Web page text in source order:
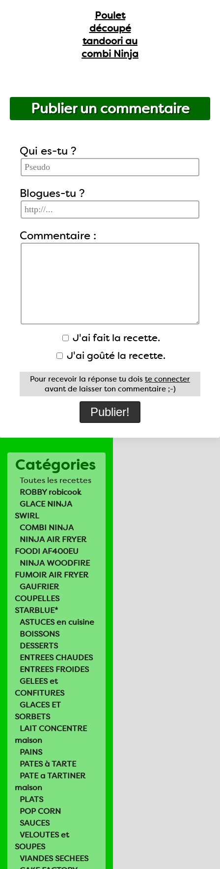
Catégories
Toutes les recettes
ROBBY robicook
GLACE NINJA
SWIRL
COMBI NINJA
NINJA AIR FRYER
FOODI AF400EU
NINJA WOODFIRE
FUMOIR AIR FRYER
GAUFRIER
COUPELLES
STARBLUE*
ASTUCES en cuisine
BOISSONS
DESSERTS
ENTREES CHAUDES
ENTREES FROIDES
GELEES et
CONFITURES
GLACES ET
SORBETS
LAIT CONCENTRE
maison
PAINS
PATES à TARTE
PATE a TARTINER
maison
PLATS
POP CORN
SAUCES
VELOUTES et
SOUPES
VIANDES SECHEES
Poulet
découpé
tandoori au
combi Ninja
Publier un commentaire
Qui es-tu ?
Blogues-tu ?
Commentaire :
J'ai fait la recette.
J'ai goûté la recette.
Pour recevoir la réponse tu dois te connecter
avant de laisser ton commentaire ;-)